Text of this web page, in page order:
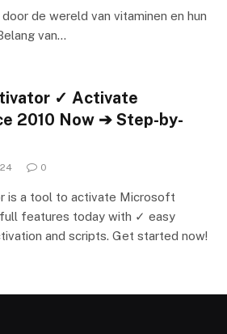
de wereld van vitaminen en hun
van…
✓ Activate
2010 Now ➔ Step-by-
0
is a tool to activate Microsoft
features today with ✓ easy
and scripts. Get started now!